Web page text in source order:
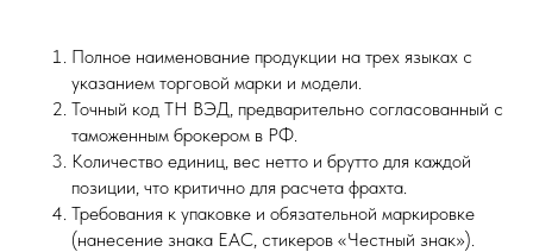
Полное наименование продукции на трех языках с
указанием торговой марки и модели.
Точный код ТН ВЭД, предварительно согласованный с
таможенным брокером в РФ.
Количество единиц, вес нетто и брутто для каждой
позиции, что критично для расчета фрахта.
Требования к упаковке и обязательной маркировке
(нанесение знака ЕАС, стикеров «Честный знак»).